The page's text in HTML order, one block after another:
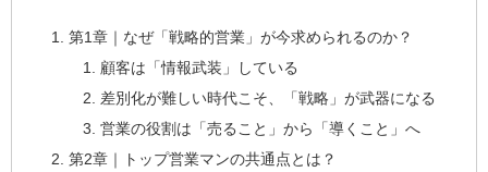
第1章｜なぜ「戦略的営業」が今求められるのか？
顧客は「情報武装」している
差別化が難しい時代こそ、「戦略」が武器になる
営業の役割は「売ること」から「導くこと」へ
第2章｜トップ営業マンの共通点とは？